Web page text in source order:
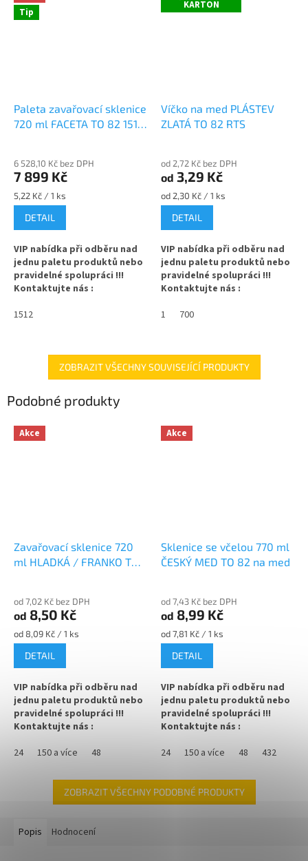
Tip
Paleta zavařovací sklenice
720 ml FACETA TO 82 1512
6 528,10 Kč bez DPH
7 899 Kč
Měrná
cena:
5,22 Kč / 1 ks
DETAIL
VIP nabídka při odběru nad
jednu paletu produktů nebo
pravidelné spolupráci !!!
Kontaktujte nás :
✅ Twist Off šroubový uzávěr
uzavřete rukou
✅ Různá víčka TO 82 ke sklenici
objednejte
1512
KARTON
Víčko na med PLÁSTEV
ZLATÁ TO 82 RTS
od 2,72 Kč bez DPH
od 3,29 Kč
Měrná
cena:
od 2,30 Kč / 1 ks
DETAIL
VIP nabídka při odběru nad
jednu paletu produktů nebo
pravidelné spolupráci !!!
Kontaktujte nás :
✅ Šroubovací víčko pro snadné
otevření sklenice
✅ Pro výhodnější cenu kupte
1 700
ZOBRAZIT VŠECHNY SOUVISEJÍCÍ PRODUKTY
Podobné produkty
Akce
Zavařovací sklenice 720
ml HLADKÁ / FRANKO TO
od 7,02 Kč bez DPH
od 8,50 Kč
Měrná
cena:
od 8,09 Kč / 1 ks
DETAIL
VIP nabídka při odběru nad
jednu paletu produktů nebo
pravidelné spolupráci !!!
Kontaktujte nás :
Twist Off TO 82 vhodná pro
med, marmelády, džemy,
pesto, ovoce nebo nakládanou
24 150 a více 48
Akce
Sklenice se včelou 770 ml
ČESKÝ MED TO 82 na med
od 7,43 Kč bez DPH
od 8,99 Kč
Měrná
cena:
od 7,81 Kč / 1 ks
DETAIL
VIP nabídka při odběru nad
jednu paletu produktů nebo
pravidelné spolupráci !!!
Kontaktujte nás :
MED se včelou Český med s
uzávěrem Twist Off TO 82
vhodná pro med, marmelády,
24 150 a více 48 432
ZOBRAZIT VŠECHNY PODOBNÉ PRODUKTY
Popis Hodnocení